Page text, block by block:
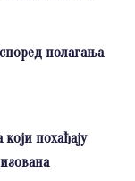
полагања
похађају